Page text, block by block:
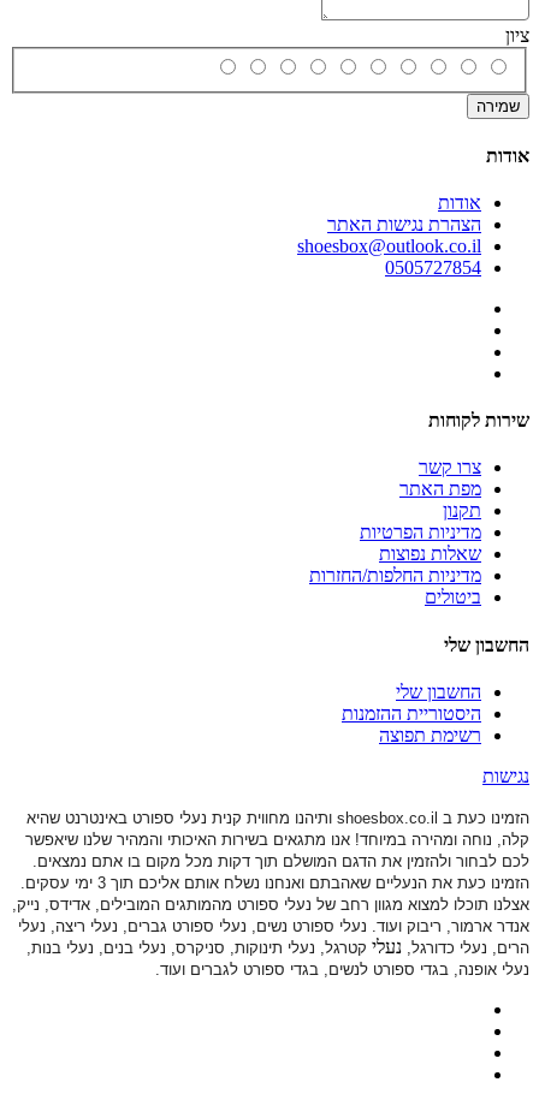
ציון
שמירה
אודות
אודות
הצהרת נגישות האתר
shoesbox@outlook.co.il
0505727854
שירות לקוחות
צרו קשר
מפת האתר
תקנון
מדיניות הפרטיות
שאלות נפוצות
מדיניות החלפות/החזרות
ביטולים
החשבון שלי
החשבון שלי
היסטוריית ההזמנות
רשימת תפוצה
נגישות
הזמינו כעת ב shoesbox.co.il ותיהנו מחווית קנית נעלי ספורט באינטרנט שהיא
קלה, נוחה ומהירה במיוחד! אנו מתגאים בשירות האיכותי והמהיר שלנו שיאפשר
לכם לבחור ולהזמין את הדגם המושלם תוך דקות מכל מקום בו אתם נמצאים.
הזמינו כעת את הנעליים שאהבתם ואנחנו נשלח אותם אליכם תוך 3 ימי עסקים.
אצלנו תוכלו למצוא מגוון רחב של נעלי ספורט מהמותגים המובילים, אדידס, נייק,
אנדר ארמור, ריבוק ועוד. נעלי ספורט נשים, נעלי ספורט גברים, נעלי ריצה, נעלי
הרים, נעלי כדורגל, נעלי קטרגל, נעלי תינוקות, סניקרס, נעלי בנים, נעלי בנות,
נעלי אופנה, בגדי ספורט לנשים, בגדי ספורט לגברים ועוד.